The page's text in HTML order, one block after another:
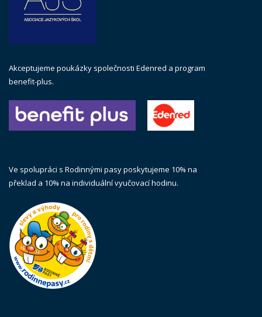
Akceptujeme poukázky společnosti Edenred a program
benefit-plus.
Ve spolupráci s Rodinnými pasy poskytujeme 10% na
překlad a 10% na individuální vyučovací hodinu.